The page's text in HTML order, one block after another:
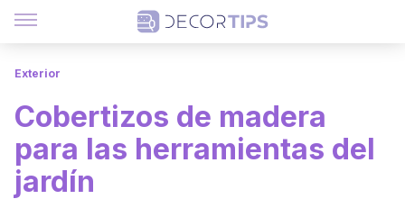
Exterior
Cobertizos de madera
para las herramientas del
jardín